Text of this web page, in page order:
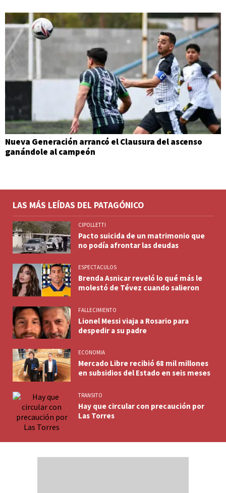
Nueva Generación arrancó el Clausura del ascenso
ganándole al campeón
LAS MÁS LEÍDAS DEL PATAGÓNICO
CIPOLLETTI
Pacto suicida de un matrimonio que
no podía afrontar las deudas
ESPECTACULOS
Brenda Asnicar reveló lo qué más le
molestó de Tévez cuando salieron
FALLECIMIENTO
Lionel Messi viaja a Rosario para
despedir a su padre
ECONOMIA
Mercado Libre recibió 68 mil millones
en subsidios del Estado en seis meses
TRANSITO
Hay que circular con precaución por
Las Torres